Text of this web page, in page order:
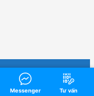
lý thuyết và mô phỏng GPLX
Messenger Tư vấn